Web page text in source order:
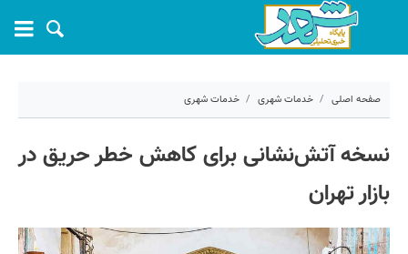
صفحه اصلی خدمات شهری خدمات شهری
نسخه آتش‌نشانی برای کاهش خطر حریق در
بازار تهران